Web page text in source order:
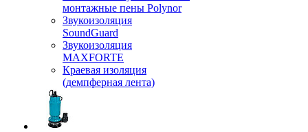
монтажные пены Polynor
Звукоизоляция
SoundGuard
Звукоизоляция
MAXFORTE
Краевая изоляция
(демпферная лента)